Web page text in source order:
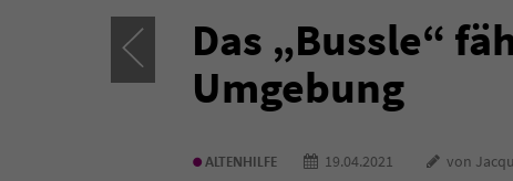
Das „Bussle“
Umgebung
•ALTENHILFE 19.04.2021 von